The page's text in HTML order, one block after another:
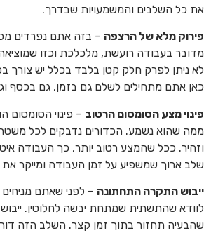
את כל השלבים והמשמעויות שבדרך.
פירוק מלא של הרצפה – בזה אתם נפרדים
מדובר בעבודה רועשת, מלכלכת וכזו
לא ניתן לפרק חלק קטן בלבד בכלל יש צורך
כאן אתם מתחילים לשלם גם בזמן, גם בכסף
פינוי מצע הסומסום הרטוב – פינוי הסומסום
ממה שהוא נשמע. הכדורים נדבקים לכל משטח
וזהיר. ככל שהמצע רטוב יותר, כך העבודה
שלב ארוך שמשפיע על זמן העבודה ומייקר את
ייבוש התקרה התחתונה – לפני שאתם
לוודא שהתשתית שמתחת יבשה לחלוטין.
שהבעיה תחזור בתוך זמן קצר. השלב הזה